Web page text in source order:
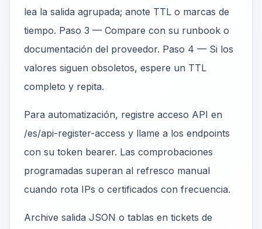
lea la salida agrupada; anote TTL o marcas de
tiempo. Paso 3 — Compare con su runbook o
documentación del proveedor. Paso 4 — Si los
valores siguen obsoletos, espere un TTL
completo y repita.
Para automatización, registre acceso API en
/es/api-register-access y llame a los endpoints
con su token bearer. Las comprobaciones
programadas superan al refresco manual
cuando rota IPs o certificados con frecuencia.
Archive salida JSON o tablas en tickets de